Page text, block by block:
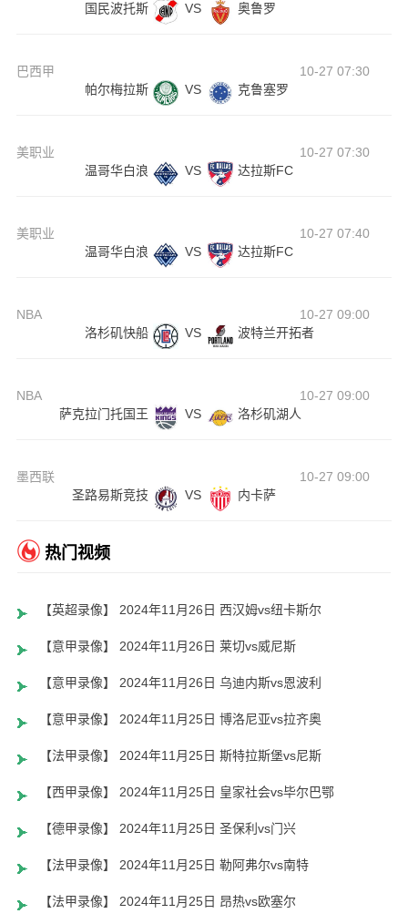
国民波托斯
VS 奥鲁罗
巴西甲
10-27 07:30
帕尔梅拉斯
VS 克鲁塞罗
美职业
10-27 07:30
温哥华白浪
VS 达拉斯FC
美职业
10-27 07:40
温哥华白浪
VS 达拉斯FC
NBA
10-27 09:00
洛杉矶快船
VS 波特兰开拓者
NBA
10-27 09:00
萨克拉门托国王
VS 洛杉矶湖人
墨西联
10-27 09:00
圣路易斯竞技
VS 内卡萨
热门视频
【英超录像】 2024年11月26日 西汉姆vs纽卡斯尔
【意甲录像】 2024年11月26日 莱切vs威尼斯
【意甲录像】 2024年11月26日 乌迪内斯vs恩波利
【意甲录像】 2024年11月25日 博洛尼亚vs拉齐奥
【法甲录像】 2024年11月25日 斯特拉斯堡vs尼斯
【西甲录像】 2024年11月25日 皇家社会vs毕尔巴鄂
【德甲录像】 2024年11月25日 圣保利vs门兴
【法甲录像】 2024年11月25日 勒阿弗尔vs南特
【法甲录像】 2024年11月25日 昂热vs欧塞尔